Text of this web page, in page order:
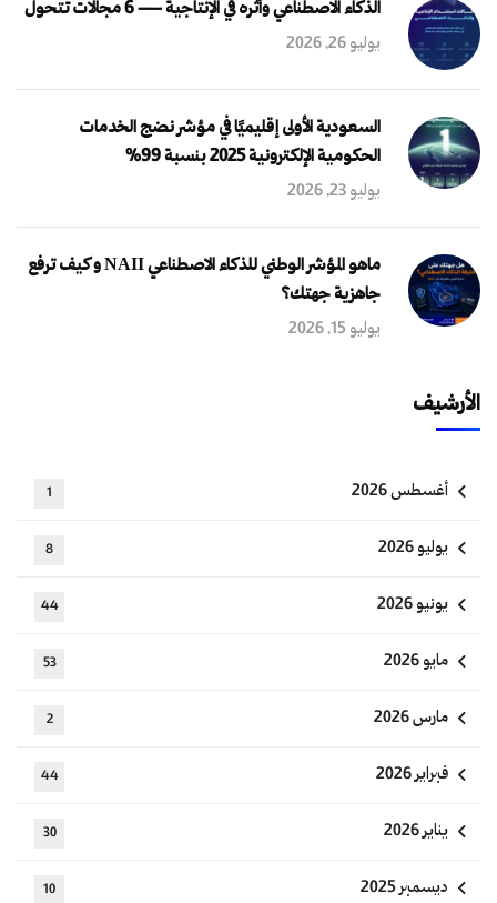
الذكاء الاصطناعي وأثره في الإنتاجية — 6 مجالات تتحول
يوليو 26, 2026
السعودية الأولى إقليميًا في مؤشر نضج الخدمات
الحكومية الإلكترونية 2025 بنسبة 99%
يوليو 23, 2026
ماهو المؤشر الوطني للذكاء الاصطناعي NAII و كيف ترفع
جاهزية جهتك؟
يوليو 15, 2026
الأرشيف
أغسطس 2026 1
يوليو 2026 8
يونيو 2026 44
مايو 2026 53
مارس 2026 2
فبراير 2026 44
يناير 2026 30
ديسمبر 2025 10